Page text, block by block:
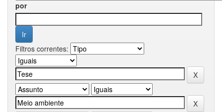
por
Filtros correntes: